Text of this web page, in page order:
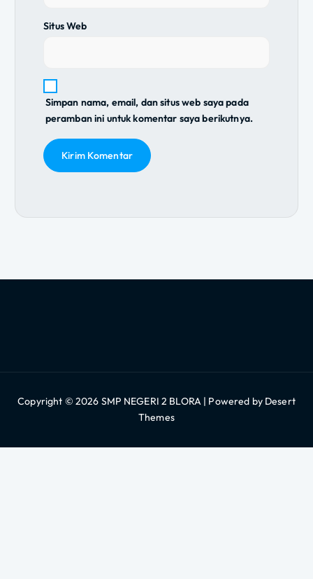
Situs Web
Simpan nama, email, dan situs web saya pada
peramban ini untuk komentar saya berikutnya.
Copyright © 2026 SMP NEGERI 2 BLORA | Powered by Desert
Themes